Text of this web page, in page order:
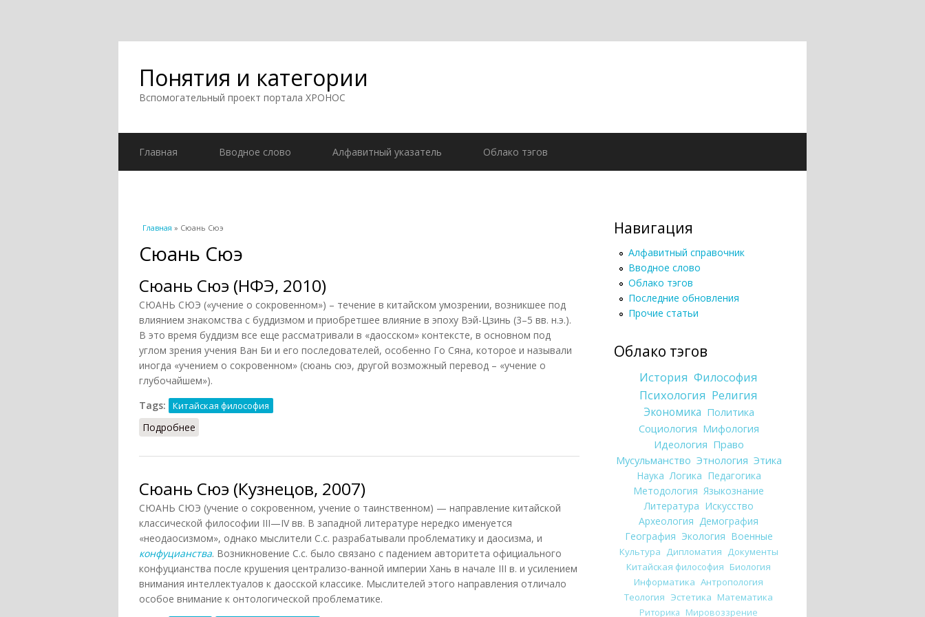
Понятия и категории
Вспомогательный проект портала ХРОНОС
Главная Вводное слово Алфавитный указатель Облако тэгов
Вы здесь
Главная » Сюань Сюэ
Сюань Сюэ
Сюань Сюэ (НФЭ, 2010)
СЮАНЬ СЮЭ («учение о сокровенном») – течение в китайском умозрении, возникшее под
влиянием знакомства с буддизмом и приобретшее влияние в эпоху Вэй-Цзинь (3–5 вв. н.э.).
В это время буддизм все еще рассматривали в «даосском» контексте, в основном под
углом зрения учения Ван Би и его последователей, особенно Го Сяна, которое и называли
иногда «учением о сокровенном» (сюань сюэ, другой возможный перевод – «учение о
глубочайшем»).
Tags:
Китайская философия
Подробнее
Сюань Сюэ (Кузнецов, 2007)
СЮАНЬ СЮЭ (учение о сокровенном, учение о таинственном) — направление китайской
классической философии III—IV вв. В западной литературе нередко именуется
«неодаосизмом», однако мыслители С.с. разрабатывали проблематику и даосизма, и
конфуцианства. Возникновение С.с. было связано с падением авторитета официального
конфуцианства после крушения централизо-ванной империи Хань в начале III в. и усилением
внимания интеллектуалов к даосской классике. Мыслителей этого направления отличало
особое внимание к онтологической проблематике.
Навигация
Алфавитный справочник
Вводное слово
Облако тэгов
Последние обновления
Прочие статьи
Облако тэгов
История Философия
Психология Религия
Экономика Политика
Социология Мифология
Идеология Право
Мусульманство Этнология Этика
Наука Логика Педагогика
Методология Языкознание
Литература Искусство
Археология Демография
География Экология Военные
Культура Дипломатия Документы
Китайская философия Биология
Информатика Антропология
Теология Эстетика Математика
Риторика Мировоззрение